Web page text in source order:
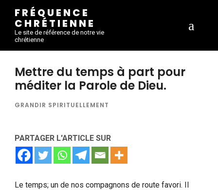
FRÉQUENCE
CHRÉTIENNE
Le site de référence de notre vie
chrétienne
Mettre du temps à part pour
méditer la Parole de Dieu.
GRANDIR SPIRITUELLEMENT
PARTAGER L'ARTICLE SUR
Le temps; un de nos compagnons de route favori. Il